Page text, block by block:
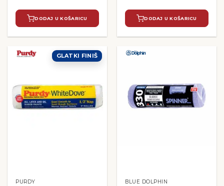
DODAJ U KOŠARICU DODAJ U KOŠARICU
GLATKI FINIŠ
PURDY BLUE DOLPHIN